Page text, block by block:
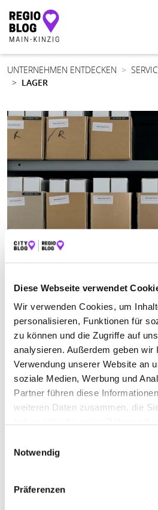
Diese Webseite verwendet
Wir verwenden Cookies, um
personalisieren, Funktionen für
zu können und die Zugriffe auf
analysieren. Außerdem geben wir
Verwendung unserer Website an
soziale Medien, Werbung und
Partner führen diese
weiteren Daten zusammen, die
Notwendig
Präferenzen
Hauptnavigation
UNTERNEHMEN ENTDECKEN
LAGER
LAGER
Suchen nach
Finden